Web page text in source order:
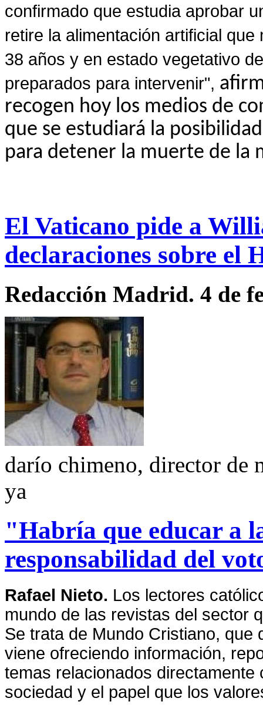
confirmado que estudia aprobar
retire la alimentación artificial
38 años y en estado vegetativo
preparados para intervenir",
recogen hoy los medios de
que se estudiará la
para detener la muerte de la
El Vaticano pide a
declaraciones sobre el
Redacción Madrid. 4 de
darío chimeno, director de
ya
"Habría que educar a
responsabilidad del
Rafael Nieto. Los lectores
mundo de las revistas del sector
Se trata de Mundo Cristiano,
viene ofreciendo información,
temas relacionados
sociedad y el papel que los